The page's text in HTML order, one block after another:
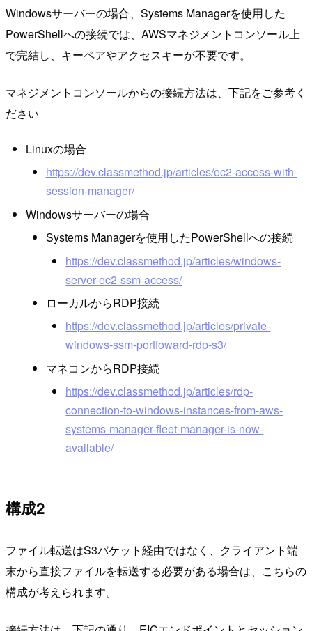
Windowsサーバーの場合、Systems Managerを使用した
PowerShellへの接続では、AWSマネジメントコンソール上
で完結し、キーペアやアクセスキーが不要です。
マネジメントコンソールからの接続方法は、下記をご参考く
ださい
Linuxの場合
https://dev.classmethod.jp/articles/ec2-access-with-
session-manager/
Windowsサーバーの場合
Systems Managerを使用したPowerShellへの接続
https://dev.classmethod.jp/articles/windows-
server-ec2-ssm-access/
ローカルからRDP接続
https://dev.classmethod.jp/articles/private-
windows-ssm-portfoward-rdp-s3/
マネコンからRDP接続
https://dev.classmethod.jp/articles/rdp-
connection-to-windows-instances-from-aws-
systems-manager-fleet-manager-is-now-
available/
構成2
ファイル転送はS3バケット経由ではなく、クライアント端
末から直接ファイルを転送する必要がある場合は、こちらの
構成が考えられます。